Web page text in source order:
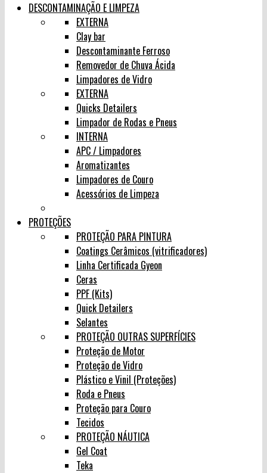
DESCONTAMINAÇÃO E LIMPEZA
EXTERNA
Clay bar
Descontaminante Ferroso
Removedor de Chuva Ácida
Limpadores de Vidro
EXTERNA
Quicks Detailers
Limpador de Rodas e Pneus
INTERNA
APC / Limpadores
Aromatizantes
Limpadores de Couro
Acessórios de Limpeza
PROTEÇÕES
PROTEÇÃO PARA PINTURA
Coatings Cerâmicos (vitrificadores)
Linha Certificada Gyeon
Ceras
PPF (Kits)
Quick Detailers
Selantes
PROTEÇÃO OUTRAS SUPERFÍCIES
Proteção de Motor
Proteção de Vidro
Plástico e Vinil (Proteções)
Roda e Pneus
Proteção para Couro
Tecidos
PROTEÇÃO NÁUTICA
Gel Coat
Teka